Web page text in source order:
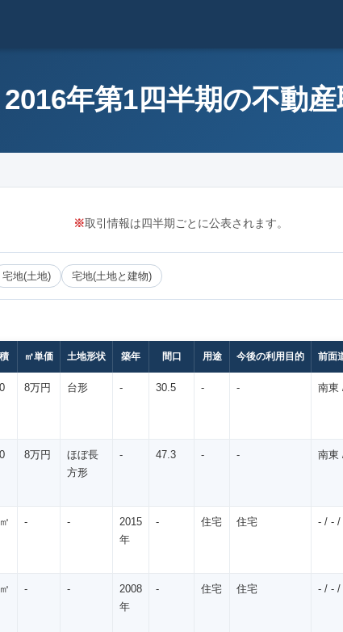
年第1四半期の不動
※取引情報は四半期ごとに公表されます。
宅地(土地) 宅地(土地と建物)
㎡単価 土地形状 築年 間口 用途 今後の利用目的 前面
8万円 台形 - 30.5 - - 南東
8万円
ほぼ長
方形
- 47.3 - - 南東
- -
2015
年
- 住宅 住宅 - / - /
- -
2008
年
- 住宅 住宅 - / - /